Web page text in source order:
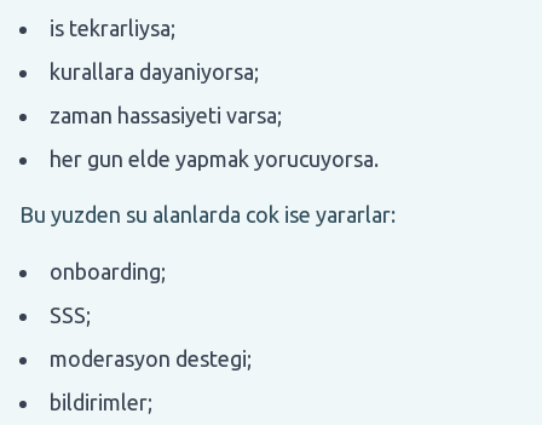
is tekrarliysa;
kurallara dayaniyorsa;
zaman hassasiyeti varsa;
her gun elde yapmak yorucuyorsa.
Bu yuzden su alanlarda cok ise yararlar:
onboarding;
SSS;
moderasyon destegi;
bildirimler;